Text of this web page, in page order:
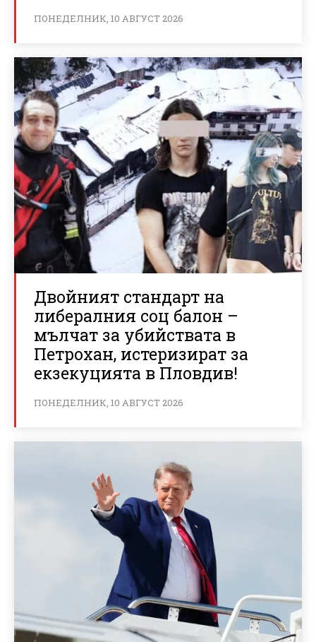
ПОНЕДЕЛНИК, 10 АВГУСТ 2026
Двойният стандарт на
либералния соц балон –
мълчат за убийствата в
Петрохан, истеризират за
екзекуцията в Пловдив!
ПОНЕДЕЛНИК, 10 АВГУСТ 2026